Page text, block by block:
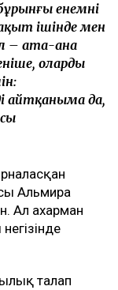
енемнің
ішінде мен
– ата-ана
олардың
айтқаныма да,
Альмира
Ал Қахарман
талап